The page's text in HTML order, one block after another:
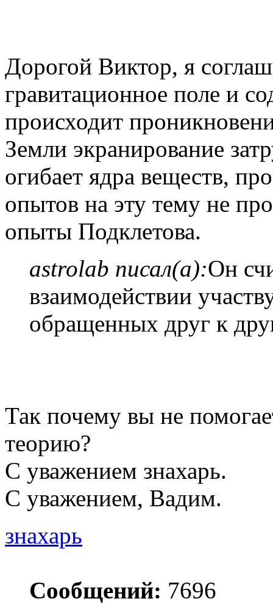
Дорогой Виктор, я
гравитационное поле и
происходит
Земли экранирование
огибает ядра веществ,
опытов на эту тему не
опыты Подклетова.
astrolab писал(а):Он
взаимодействии
обращенных друг к
Так почему вы не
теорию?
С уважением знахарь.
С уважением, Вадим.
знахарь
Сообщений: 7696